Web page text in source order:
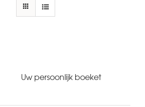
Uw persoonlijk boeket